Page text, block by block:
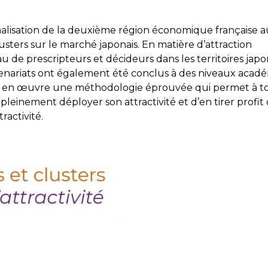
de la deuxième région économique française
sur le marché japonais. En matière d’attraction
de prescripteurs et décideurs dans les territoires
ont également été conclus à des niveaux
en œuvre une méthodologie éprouvée qui permet à
déployer son attractivité et d’en tirer profit